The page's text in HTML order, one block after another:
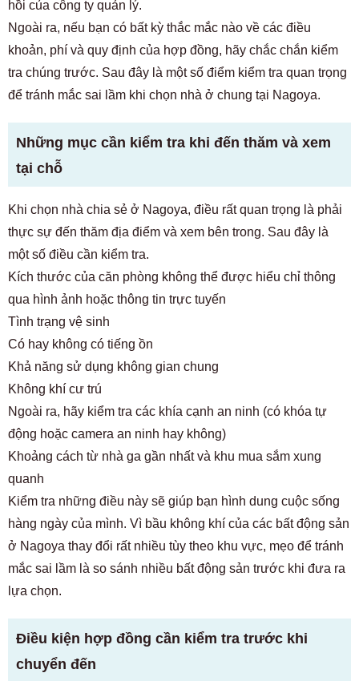
hồi của công ty quản lý.
Ngoài ra, nếu bạn có bất kỳ thắc mắc nào về các điều
khoản, phí và quy định của hợp đồng, hãy chắc chắn kiểm
tra chúng trước. Sau đây là một số điểm kiểm tra quan trọng
để tránh mắc sai lầm khi chọn nhà ở chung tại Nagoya.
Những mục cần kiểm tra khi đến thăm và xem
tại chỗ
Khi chọn nhà chia sẻ ở Nagoya, điều rất quan trọng là phải
thực sự đến thăm địa điểm và xem bên trong. Sau đây là
một số điều cần kiểm tra.
Kích thước của căn phòng không thể được hiểu chỉ thông
qua hình ảnh hoặc thông tin trực tuyến
Tình trạng vệ sinh
Có hay không có tiếng ồn
Khả năng sử dụng không gian chung
Không khí cư trú
Ngoài ra, hãy kiểm tra các khía cạnh an ninh (có khóa tự
động hoặc camera an ninh hay không)
Khoảng cách từ nhà ga gần nhất và khu mua sắm xung
quanh
Kiểm tra những điều này sẽ giúp bạn hình dung cuộc sống
hàng ngày của mình. Vì bầu không khí của các bất động sản
ở Nagoya thay đổi rất nhiều tùy theo khu vực, mẹo để tránh
mắc sai lầm là so sánh nhiều bất động sản trước khi đưa ra
lựa chọn.
Điều kiện hợp đồng cần kiểm tra trước khi
chuyển đến